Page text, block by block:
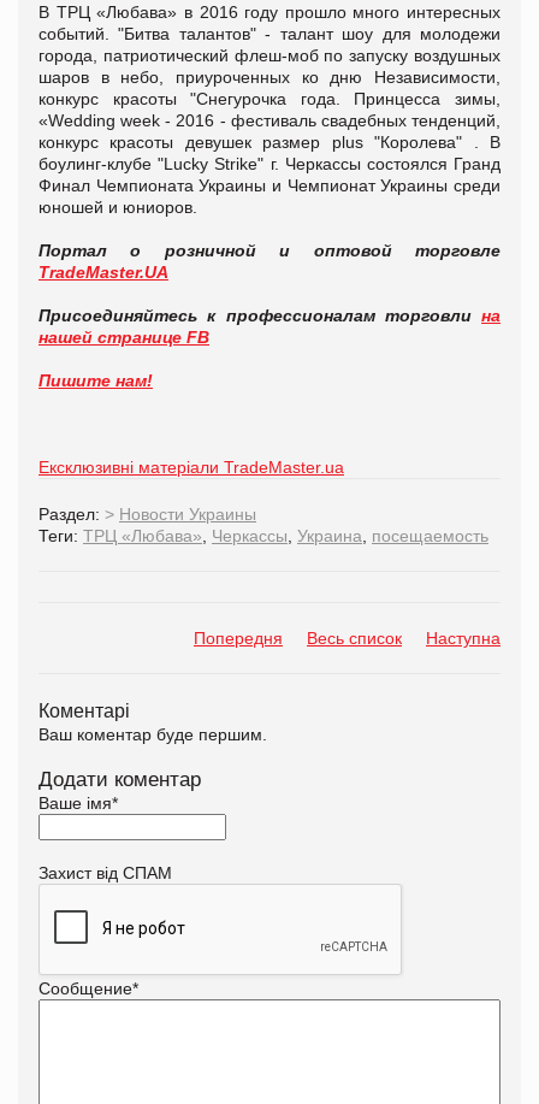
В ТРЦ «Любава» в 2016 году прошло много интересных
событий. "Битва талантов" - талант шоу для молодежи
города, патриотический флеш-моб по запуску воздушных
шаров в небо, приуроченных ко дню Независимости,
конкурс красоты "Снегурочка года. Принцесса зимы,
«Wedding week - 2016 - фестиваль свадебных тенденций,
конкурс красоты девушек размер plus "Королева" . В
боулинг-клубе "Lucky Strike" г. Черкассы состоялся Гранд
Финал Чемпионата Украины и Чемпионат Украины среди
юношей и юниоров.
Портал о розничной и оптовой торговле
TradeMaster.UA
Присоединяйтесь к профессионалам торговли на
нашей странице FB
Пишите нам!
Ексклюзивні матеріали TradeMaster.ua
Раздел: > Новости Украины
Теги: ТРЦ «Любава» Черкассы Украина посещаемость
Попередня Весь список Наступна
Коментарі
Ваш коментар буде першим.
Додати коментар
Ваше імя*
Захист від СПАМ
Сообщение*